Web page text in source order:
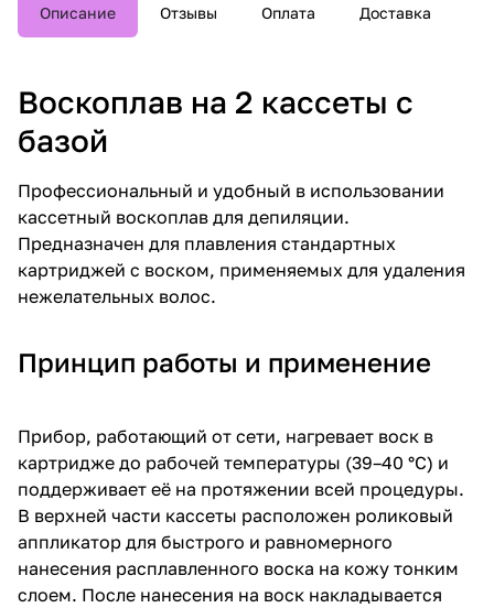
Описание Отзывы Оплата Доставка
Воскоплав на 2 кассеты с
базой
Профессиональный и удобный в использовании
кассетный воскоплав для депиляции.
Предназначен для плавления стандартных
картриджей с воском, применяемых для удаления
нежелательных волос.
Принцип работы и применение
Прибор, работающий от сети, нагревает воск в
картридже до рабочей температуры (39–40 °C) и
поддерживает её на протяжении всей процедуры.
В верхней части кассеты расположен роликовый
аппликатор для быстрого и равномерного
нанесения расплавленного воска на кожу тонким
слоем. После нанесения на воск накладывается